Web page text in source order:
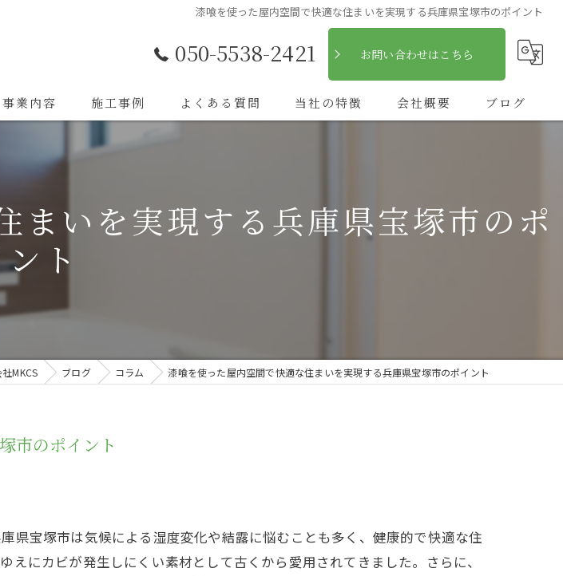
漆喰を使った屋内空間で快適な住まいを実現する兵庫県宝塚市のポイント
050-5538-2421 お問い合わせはこちら
事業内容 施工事例 よくある質問 当社の特徴
断熱
会社概要 ブログ
まいを実現する兵庫県宝塚市のポ
ト
MKCS ブログ コラム 漆喰を使った屋内空間で快適な住まいを実現する兵庫県宝塚市のポイント
市のポイント
県宝塚市は気候による湿度変化や結露に悩むことも多く、健康的で快適な住
にカビが発生しにくい素材として古くから愛用されてきました。さらに、